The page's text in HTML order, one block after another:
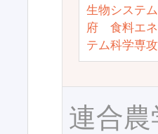
生物システ
府 食料エネ
テム科学専攻
連合